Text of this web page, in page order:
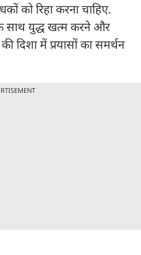
को रिहा करना चाहिए.
साथ युद्ध खत्म करने और
दिशा में प्रयासों का समर्थन